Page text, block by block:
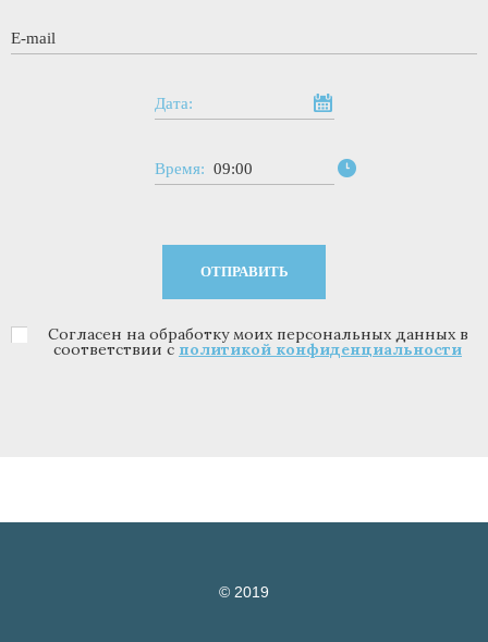
E-mail
Дата:
Время: 09:00
Политика конфиденциальности*
Согласен на обработку моих персональных данных в
соответствии с политикой конфиденциальности
© 2019